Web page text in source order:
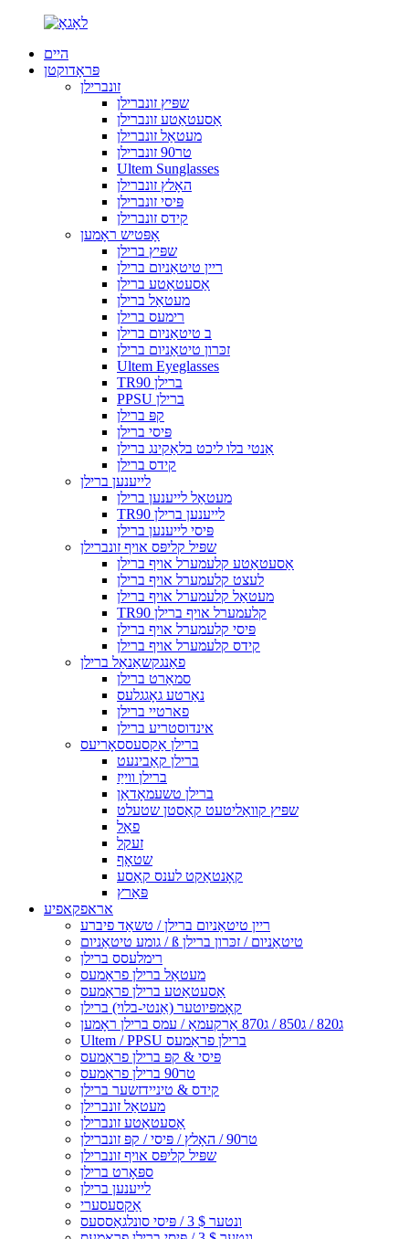
היים
פּראָדוקטן
זונברילן
שפּיץ זונברילן
אַסעטאַטע זונברילן
מעטאַל זונברילן
טר90 זונברילן
Ultem Sunglasses
האָלץ זונברילן
פּיסי זונברילן
קידס זונברילן
אָפּטיש ראָמען
שפּיץ ברילן
ריין טיטאַניום ברילן
אַסעטאַטע ברילן
מעטאַל ברילן
רימעס ברילן
ב טיטאַניום ברילן
זכּרון טיטאַניום ברילן
Ultem Eyeglasses
TR90 ברילן
PPSU ברילן
קפּ ברילן
פּיסי ברילן
אַנטי בלו ליכט בלאַקינג ברילן
קידס ברילן
לייענען ברילן
מעטאַל לייענען ברילן
TR90 לייענען ברילן
פּיסי לייענען ברילן
שפּיל קליפּס אויף זונברילן
אַסעטאַטע קלעמערל אויף ברילן
לעצט קלעמערל אויף ברילן
מעטאַל קלעמערל אויף ברילן
TR90 קלעמערל אויף ברילן
פּיסי קלעמערל אויף ברילן
קידס קלעמערל אויף ברילן
פאַנגקשאַנאַל ברילן
סמאַרט ברילן
נאַרטע גאָגגלעס
פארטיי ברילן
אינדוסטריע ברילן
ברילן אַקסעססאָריעס
ברילן קאַבינעט
ברילן ווייַז
ברילן טשעמאָדאַן
שפּיץ קוואַליטעט קאַסטן שטעלט
פאַל
זעקל
שטאָף
קאָנטאַקט לענס קאַסע
פּאַרץ
אראפקאפיע
ריין טיטאַניום ברילן / טשאַד פיברע
גומע טיטאַניום / ß טיטאַניום / זכּרון ברילן
רימלעסס ברילן
מעטאַל ברילן פראַמעס
אַסעטאַטע ברילן פראַמעס
קאָמפּיוטער (אַנטי-בלוי) ברילן
ג820 / ג850 / ג870 אַרקעמאַ / עמס ברילן ראָמען
Ultem / PPSU ברילן פראַמעס
פּיסי & קפּ ברילן פראַמעס
טר90 ברילן פראַמעס
קידס & טיניידזשער ברילן
מעטאַל זונברילן
אַסעטאַטע זונברילן
טר90 / האָלץ / פּיסי / קפּ זונברילן
שפּיל קליפּס אויף זונברילן
ספּאָרט ברילן
לייענען ברילן
אַקסעסערי
ונטער $ 3 / פּיסי סונלגאַססעס